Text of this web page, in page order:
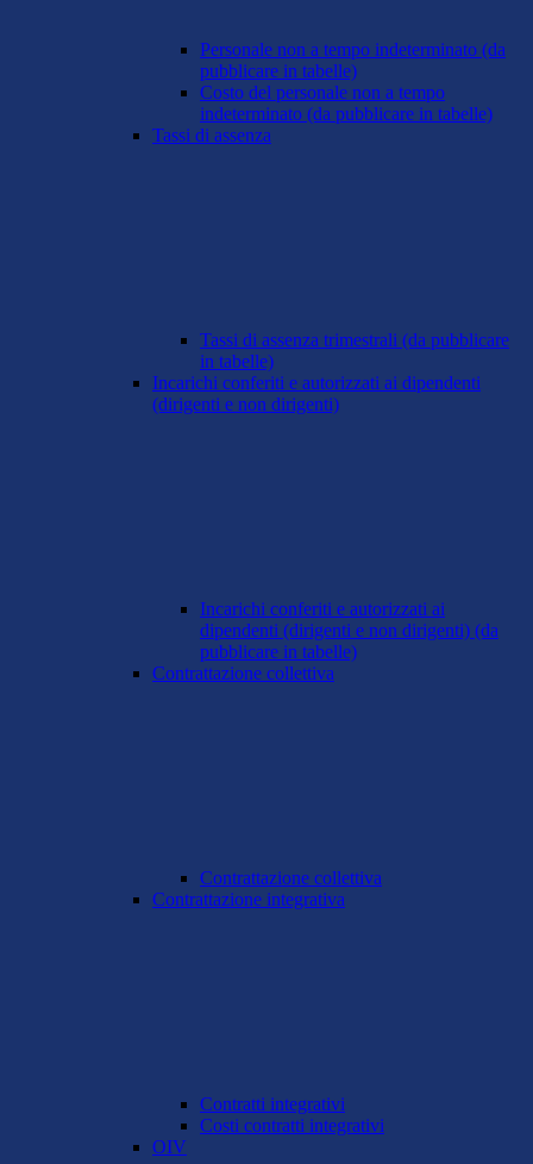
Personale non a tempo indeterminato (da
pubblicare in tabelle)
Costo del personale non a tempo
indeterminato (da pubblicare in tabelle)
Tassi di assenza
Tassi di assenza trimestrali (da pubblicare
in tabelle)
Incarichi conferiti e autorizzati ai dipendenti
(dirigenti e non dirigenti)
Incarichi conferiti e autorizzati ai
dipendenti (dirigenti e non dirigenti) (da
pubblicare in tabelle)
Contrattazione collettiva
Contrattazione collettiva
Contrattazione integrativa
Contratti integrativi
Costi contratti integrativi
OIV